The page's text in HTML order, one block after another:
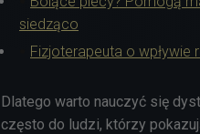
siedząco
Fizjoterapeuta o wpływie
Dlatego warto nauczyć się
często do ludzi, którzy